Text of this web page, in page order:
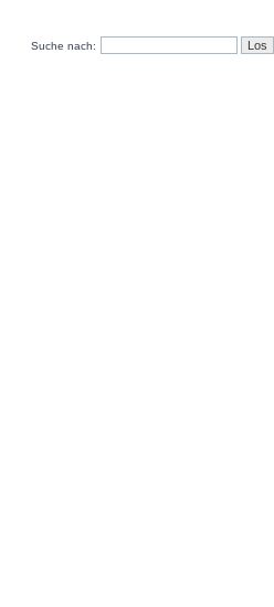
Suche nach: